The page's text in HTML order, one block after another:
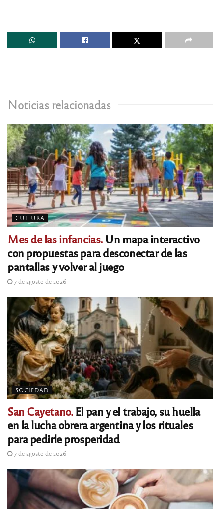
Noticias relacionadas
CULTURA
Mes de las infancias.Un mapa interactivo
con propuestas para desconectar de las
pantallas y volver al juego
7 de agosto de 2026
SOCIEDAD
San Cayetano.El pan y el trabajo, su huella
en la lucha obrera argentina y los rituales
para pedirle prosperidad
7 de agosto de 2026